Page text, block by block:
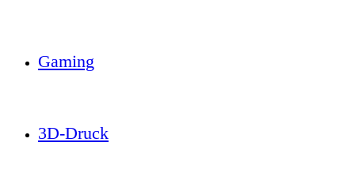
Gaming
3D-Druck